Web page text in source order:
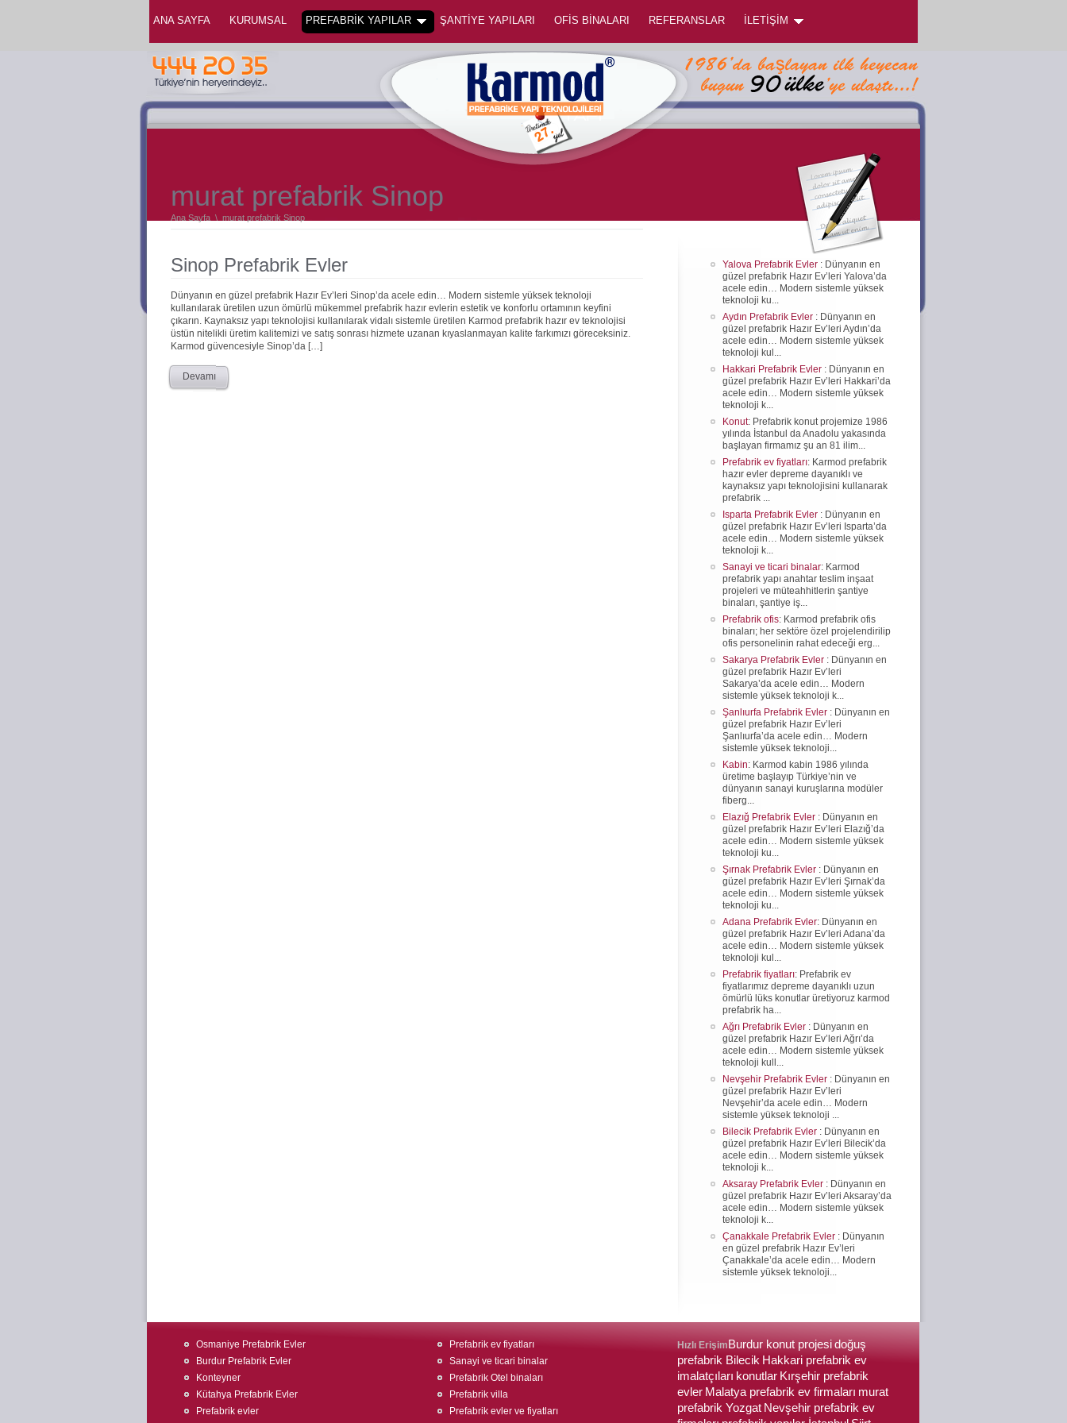
ANA SAYFA KURUMSAL PREFABRİK YAPILAR ŞANTİYE YAPILARI OFİS BİNALARI REFERANSLAR İLETİŞİM
murat prefabrik Sinop
Ana Sayfa \ murat prefabrik Sinop
Sinop Prefabrik Evler
Dünyanın en güzel prefabrik Hazır Ev’leri Sinop’da acele edin… Modern sistemle yüksek teknoloji
kullanılarak üretilen uzun ömürlü mükemmel prefabrik hazır evlerin estetik ve konforlu ortamının keyfini
çıkarın. Kaynaksız yapı teknolojisi kullanılarak vidalı sistemle üretilen Karmod prefabrik hazır ev teknolojisi
üstün nitelikli üretim kalitemizi ve satış sonrası hizmete uzanan kıyaslanmayan kalite farkımızı göreceksiniz.
Karmod güvencesiyle Sinop’da […]
Devamı
Yalova Prefabrik Evler : Dünyanın en
güzel prefabrik Hazır Ev’leri Yalova’da
acele edin… Modern sistemle yüksek
teknoloji ku...
Aydın Prefabrik Evler : Dünyanın en
güzel prefabrik Hazır Ev’leri Aydın’da
acele edin… Modern sistemle yüksek
teknoloji kul...
Hakkari Prefabrik Evler : Dünyanın en
güzel prefabrik Hazır Ev’leri Hakkari’da
acele edin… Modern sistemle yüksek
teknoloji k...
Konut: Prefabrik konut projemize 1986
yılında İstanbul da Anadolu yakasında
başlayan firmamız şu an 81 ilim...
Prefabrik ev fiyatları: Karmod prefabrik
hazır evler depreme dayanıklı ve
kaynaksız yapı teknolojisini kullanarak
prefabrik ...
Isparta Prefabrik Evler : Dünyanın en
güzel prefabrik Hazır Ev’leri Isparta’da
acele edin… Modern sistemle yüksek
teknoloji k...
Sanayi ve ticari binalar: Karmod
prefabrik yapı anahtar teslim inşaat
projeleri ve müteahhitlerin şantiye
binaları, şantiye iş...
Prefabrik ofis: Karmod prefabrik ofis
binaları; her sektöre özel projelendirilip
ofis personelinin rahat edeceği erg...
Sakarya Prefabrik Evler : Dünyanın en
güzel prefabrik Hazır Ev’leri
Sakarya’da acele edin… Modern
sistemle yüksek teknoloji k...
Şanlıurfa Prefabrik Evler : Dünyanın en
güzel prefabrik Hazır Ev’leri
Şanlıurfa’da acele edin… Modern
sistemle yüksek teknoloji...
Kabin: Karmod kabin 1986 yılında
üretime başlayıp Türkiye’nin ve
dünyanın sanayi kuruşlarına modüler
fiberg...
Elazığ Prefabrik Evler : Dünyanın en
güzel prefabrik Hazır Ev’leri Elazığ’da
acele edin… Modern sistemle yüksek
teknoloji ku...
Şırnak Prefabrik Evler : Dünyanın en
güzel prefabrik Hazır Ev’leri Şırnak’da
acele edin… Modern sistemle yüksek
teknoloji ku...
Adana Prefabrik Evler: Dünyanın en
güzel prefabrik Hazır Ev’leri Adana’da
acele edin… Modern sistemle yüksek
teknoloji kul...
Prefabrik fiyatları: Prefabrik ev
fiyatlarımız depreme dayanıklı uzun
ömürlü lüks konutlar üretiyoruz karmod
prefabrik ha...
Ağrı Prefabrik Evler : Dünyanın en
güzel prefabrik Hazır Ev’leri Ağrı’da
acele edin… Modern sistemle yüksek
teknoloji kull...
Nevşehir Prefabrik Evler : Dünyanın en
güzel prefabrik Hazır Ev’leri
Nevşehir’da acele edin… Modern
sistemle yüksek teknoloji ...
Bilecik Prefabrik Evler : Dünyanın en
güzel prefabrik Hazır Ev’leri Bilecik’da
acele edin… Modern sistemle yüksek
teknoloji k...
Aksaray Prefabrik Evler : Dünyanın en
güzel prefabrik Hazır Ev’leri Aksaray’da
acele edin… Modern sistemle yüksek
teknoloji k...
Çanakkale Prefabrik Evler : Dünyanın
en güzel prefabrik Hazır Ev’leri
Çanakkale’da acele edin… Modern
sistemle yüksek teknoloji...
Osmaniye Prefabrik Evler
Burdur Prefabrik Evler
Konteyner
Kütahya Prefabrik Evler
Prefabrik evler
Prefabrik ev fiyatları
Sanayi ve ticari binalar
Prefabrik Otel binaları
Prefabrik villa
Prefabrik evler ve fiyatları
Hızlı Erişim Burdur konut projesidoğuş
prefabrik Bilecik Hakkari prefabrik ev
imalatçıları konutlar Kırşehir prefabrik
evler Malatya prefabrik ev firmaları murat
prefabrik Yozgat Nevşehir prefabrik ev